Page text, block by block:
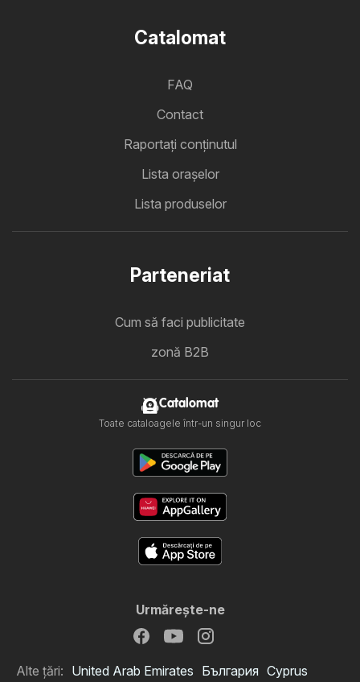
Catalomat
FAQ
Contact
Raportați conținutul
Lista oraşelor
Lista produselor
Parteneriat
Cum să faci publicitate
zonă B2B
Catalomat
Toate cataloagele într-un singur loc
Urmăreşte-ne
Alte țări: United Arab Emirates България Cyprus